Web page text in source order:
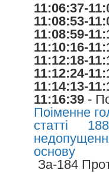
11:06:37-
11:08:53-
11:08:59-
11:10:16-
11:12:18-
11:12:24-
11:14:13-
11:16:39 -
Поіменне
статті
основу
За-184